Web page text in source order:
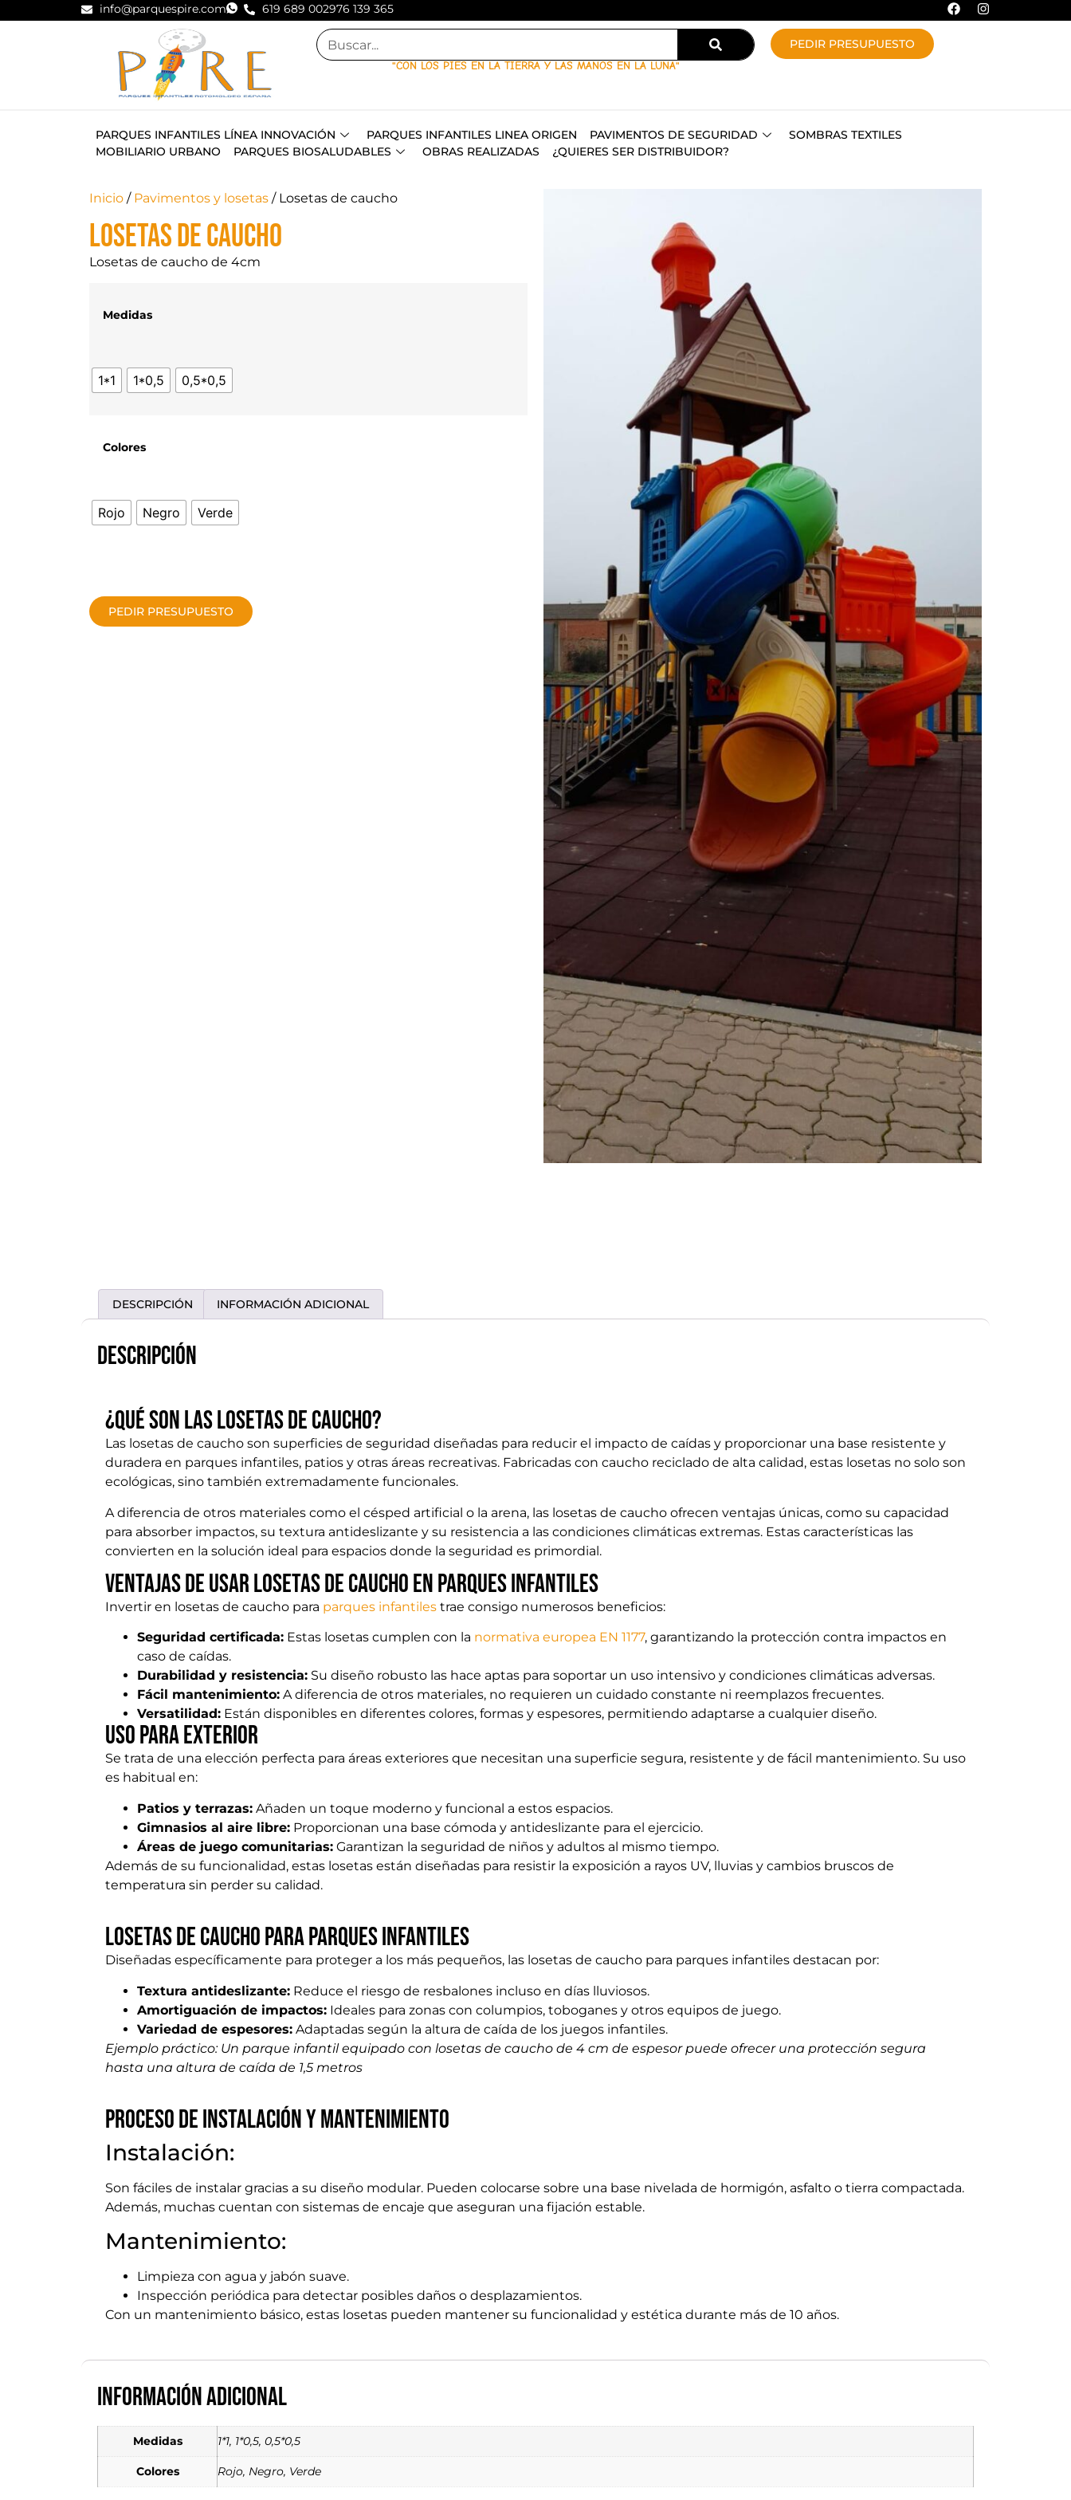
info@parquespire.com 619 689 002976 139 365
"CON LOS PIES EN LA TIERRA Y LAS MANOS EN LA LUNA"
PEDIR PRESUPUESTO
PARQUES INFANTILES LÍNEA INNOVACIÓN PARQUES INFANTILES LINEA ORIGEN PAVIMENTOS DE SEGURIDAD
SOMBRAS TEXTILES
MOBILIARIO URBANO
PARQUES BIOSALUDABLES OBRAS REALIZADAS ¿QUIERES SER DISTRIBUIDOR?
Inicio / Pavimentos y losetas / Losetas de caucho
Losetas de caucho
Losetas de caucho de 4cm
Medidas
1*1 1*0,5 0,5*0,5
Colores
Rojo Negro Verde
PEDIR PRESUPUESTO
DESCRIPCIÓN INFORMACIÓN ADICIONAL
Descripción
¿Qué son las losetas de caucho?
Las losetas de caucho son superficies de seguridad diseñadas para reducir el impacto de caídas y proporcionar una base resistente y
duradera en parques infantiles, patios y otras áreas recreativas. Fabricadas con caucho reciclado de alta calidad, estas losetas no solo son
ecológicas, sino también extremadamente funcionales.
A diferencia de otros materiales como el césped artificial o la arena, las losetas de caucho ofrecen ventajas únicas, como su capacidad
para absorber impactos, su textura antideslizante y su resistencia a las condiciones climáticas extremas. Estas características las
convierten en la solución ideal para espacios donde la seguridad es primordial.
Ventajas de usar losetas de caucho en parques infantiles
Invertir en losetas de caucho para parques infantiles trae consigo numerosos beneficios:
Seguridad certificada: Estas losetas cumplen con la normativa europea EN 1177, garantizando la protección contra impactos en
caso de caídas.
Durabilidad y resistencia: Su diseño robusto las hace aptas para soportar un uso intensivo y condiciones climáticas adversas.
Fácil mantenimiento: A diferencia de otros materiales, no requieren un cuidado constante ni reemplazos frecuentes.
Versatilidad: Están disponibles en diferentes colores, formas y espesores, permitiendo adaptarse a cualquier diseño.
USO para exterior
Se trata de una elección perfecta para áreas exteriores que necesitan una superficie segura, resistente y de fácil mantenimiento. Su uso
es habitual en:
Patios y terrazas: Añaden un toque moderno y funcional a estos espacios.
Gimnasios al aire libre: Proporcionan una base cómoda y antideslizante para el ejercicio.
Áreas de juego comunitarias: Garantizan la seguridad de niños y adultos al mismo tiempo.
Además de su funcionalidad, estas losetas están diseñadas para resistir la exposición a rayos UV, lluvias y cambios bruscos de
temperatura sin perder su calidad.
Losetas de caucho para parques infantiles
Diseñadas específicamente para proteger a los más pequeños, las losetas de caucho para parques infantiles destacan por:
Textura antideslizante: Reduce el riesgo de resbalones incluso en días lluviosos.
Amortiguación de impactos: Ideales para zonas con columpios, toboganes y otros equipos de juego.
Variedad de espesores: Adaptadas según la altura de caída de los juegos infantiles.
Ejemplo práctico: Un parque infantil equipado con losetas de caucho de 4 cm de espesor puede ofrecer una protección segura
hasta una altura de caída de 1,5 metros
Proceso de instalación y mantenimiento
Instalación:
Son fáciles de instalar gracias a su diseño modular. Pueden colocarse sobre una base nivelada de hormigón, asfalto o tierra compactada.
Además, muchas cuentan con sistemas de encaje que aseguran una fijación estable.
Mantenimiento:
Limpieza con agua y jabón suave.
Inspección periódica para detectar posibles daños o desplazamientos.
Con un mantenimiento básico, estas losetas pueden mantener su funcionalidad y estética durante más de 10 años.
Información adicional
Medidas 1*1, 1*0,5, 0,5*0,5
Colores Rojo, Negro, Verde